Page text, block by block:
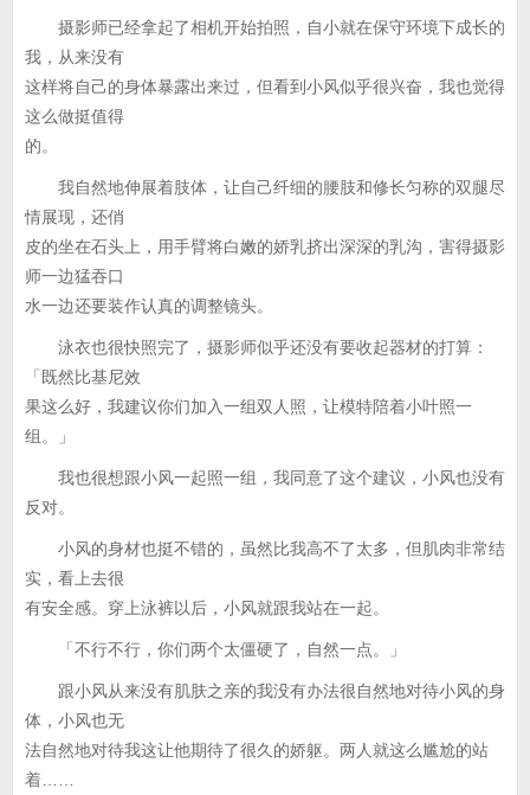
摄影师已经拿起了相机开始拍照，自小就在保守环境下成长的
我，从来没有
这样将自己的身体暴露出来过，但看到小风似乎很兴奋，我也觉得
这么做挺值得
的。
我自然地伸展着肢体，让自己纤细的腰肢和修长匀称的双腿尽
情展现，还俏
皮的坐在石头上，用手臂将白嫩的娇乳挤出深深的乳沟，害得摄影
师一边猛吞口
水一边还要装作认真的调整镜头。
泳衣也很快照完了，摄影师似乎还没有要收起器材的打算：
「既然比基尼效
果这么好，我建议你们加入一组双人照，让模特陪着小叶照一
组。」
我也很想跟小风一起照一组，我同意了这个建议，小风也没有
反对。
小风的身材也挺不错的，虽然比我高不了太多，但肌肉非常结
实，看上去很
有安全感。穿上泳裤以后，小风就跟我站在一起。
「不行不行，你们两个太僵硬了，自然一点。」
跟小风从来没有肌肤之亲的我没有办法很自然地对待小风的身
体，小风也无
法自然地对待我这让他期待了很久的娇躯。两人就这么尴尬的站
着……